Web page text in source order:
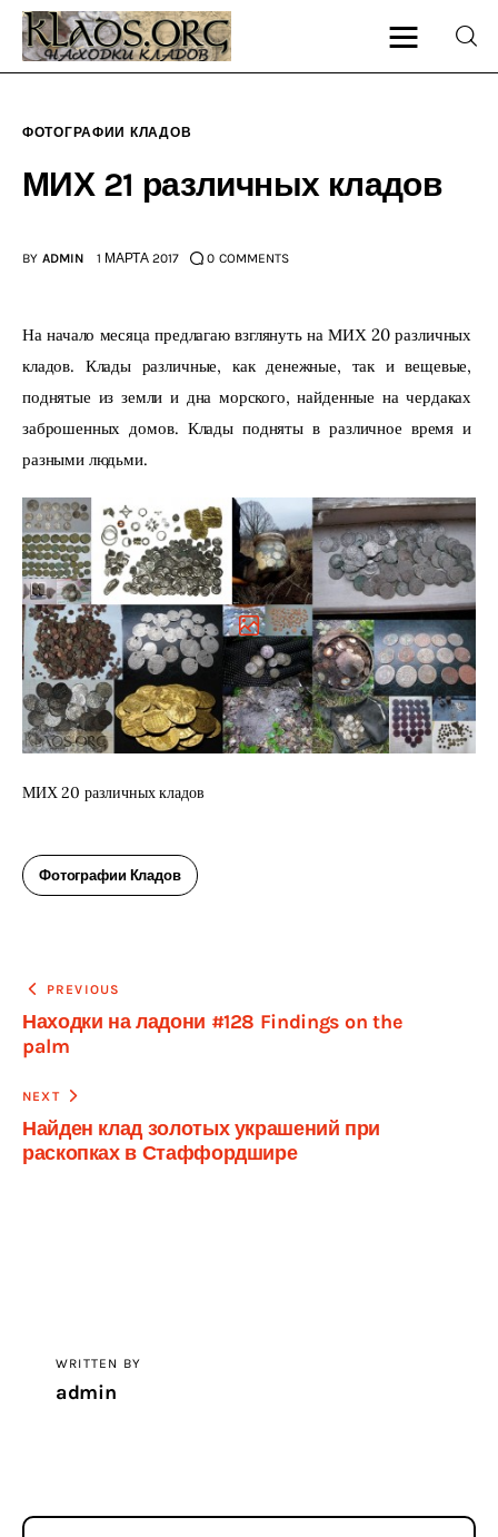
Контакт
ФОТОГРАФИИ КЛАДОВ
МИХ 21 различных кладов
BY ADMIN 1 МАРТА 2017 0 COMMENTS
На начало месяца предлагаю взглянуть на МИХ 20 различных
кладов. Клады различные, как денежные, так и вещевые,
поднятые из земли и дна морского, найденные на чердаках
заброшенных домов. Клады подняты в различное время и
разными людьми.
МИХ 20 различных кладов
Фотографии Кладов
Навигация
по
записям
PREVIOUS
Находки на ладони #128 Findings on the
palm
NEXT
Найден клад золотых украшений при
раскопках в Стаффордшире
WRITTEN BY
admin